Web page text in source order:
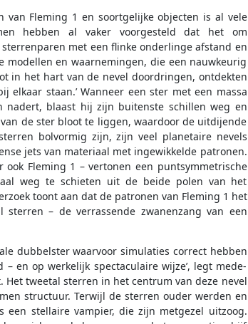
van Fleming 1 en soortgelijke objecten is al vele
hebben al vaker voorgesteld dat het om
met een flinke onderlinge afstand en
en waarnemingen, die een nauwkeurig
in het hart van de nevel doordringen, ontdekten
staan.’ Wanneer een ster met een massa
nadert, blaast hij zijn buitenste schillen weg en
de ster bloot te liggen, waardoor de uitdijende
bolvormig zijn, zijn veel planetaire nevels
jets van materiaal met ingewikkelde patronen.
Fleming 1 – vertonen een puntsymmetrische
weg te schieten uit de beide polen van het
toont aan dat de patronen van Fleming 1 het
– de verrassende zwanenzang van een
dubbelster waarvoor simulaties correct hebben
en op werkelijk spectaculaire wijze’, legt mede-
Het tweetal sterren in het centrum van deze nevel
structuur. Terwijl de sterren ouder werden en
stellaire vampier, die zijn metgezel uitzoog.